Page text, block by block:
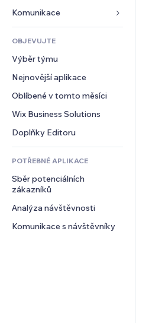
Výpisy webu
E‑mail
Účetnictví
Kupóny a věrnostní programy
Skladování
Jídlo a nápoje
Restaurace
Nemovitosti
Rezervace
Hudba
Podcasty
Fotografie
Video
PDF
Sdílení souborů
Novinky
Mapy a navigace
Soukromí a bezpečnost
Hodiny
Šablony stránek
Efekty pro obrázky
Tlačítka a nabídky
Bannery a odznaky
Kalkulačky
Vyhledávání
Počasí
Tabulky a grafy
Formuláře
Ankety
Chat
Komentáře
Telefon
Komunita
Reference a recenze
CRM
OBJEVUJTE
Výběr týmu
Nejnovější aplikace
Oblíbené v tomto měsíci
Wix Business Solutions
Doplňky Editoru
POTŘEBNÉ APLIKACE
Sběr potenciálních
zákazníků
Analýza návštěvnosti
Komunikace s návštěvníky